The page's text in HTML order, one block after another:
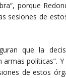
porque
sesiones de
que la
armas políticas”.
de estos